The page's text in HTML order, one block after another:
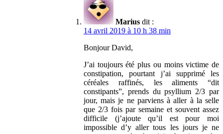
Marius dit :
14 avril 2019 à 10 h 38 min
Bonjour David,
J’ai toujours été plus ou moins victime de
constipation, pourtant j’ai supprimé les
céréales raffinés, les aliments “dit
constipants”, prends du psyllium 2/3 par
jour, mais je ne parviens à aller à la selle
que 2/3 fois par semaine et souvent assez
difficile (j’ajoute qu’il est pour moi
impossible d’y aller tous les jours je ne